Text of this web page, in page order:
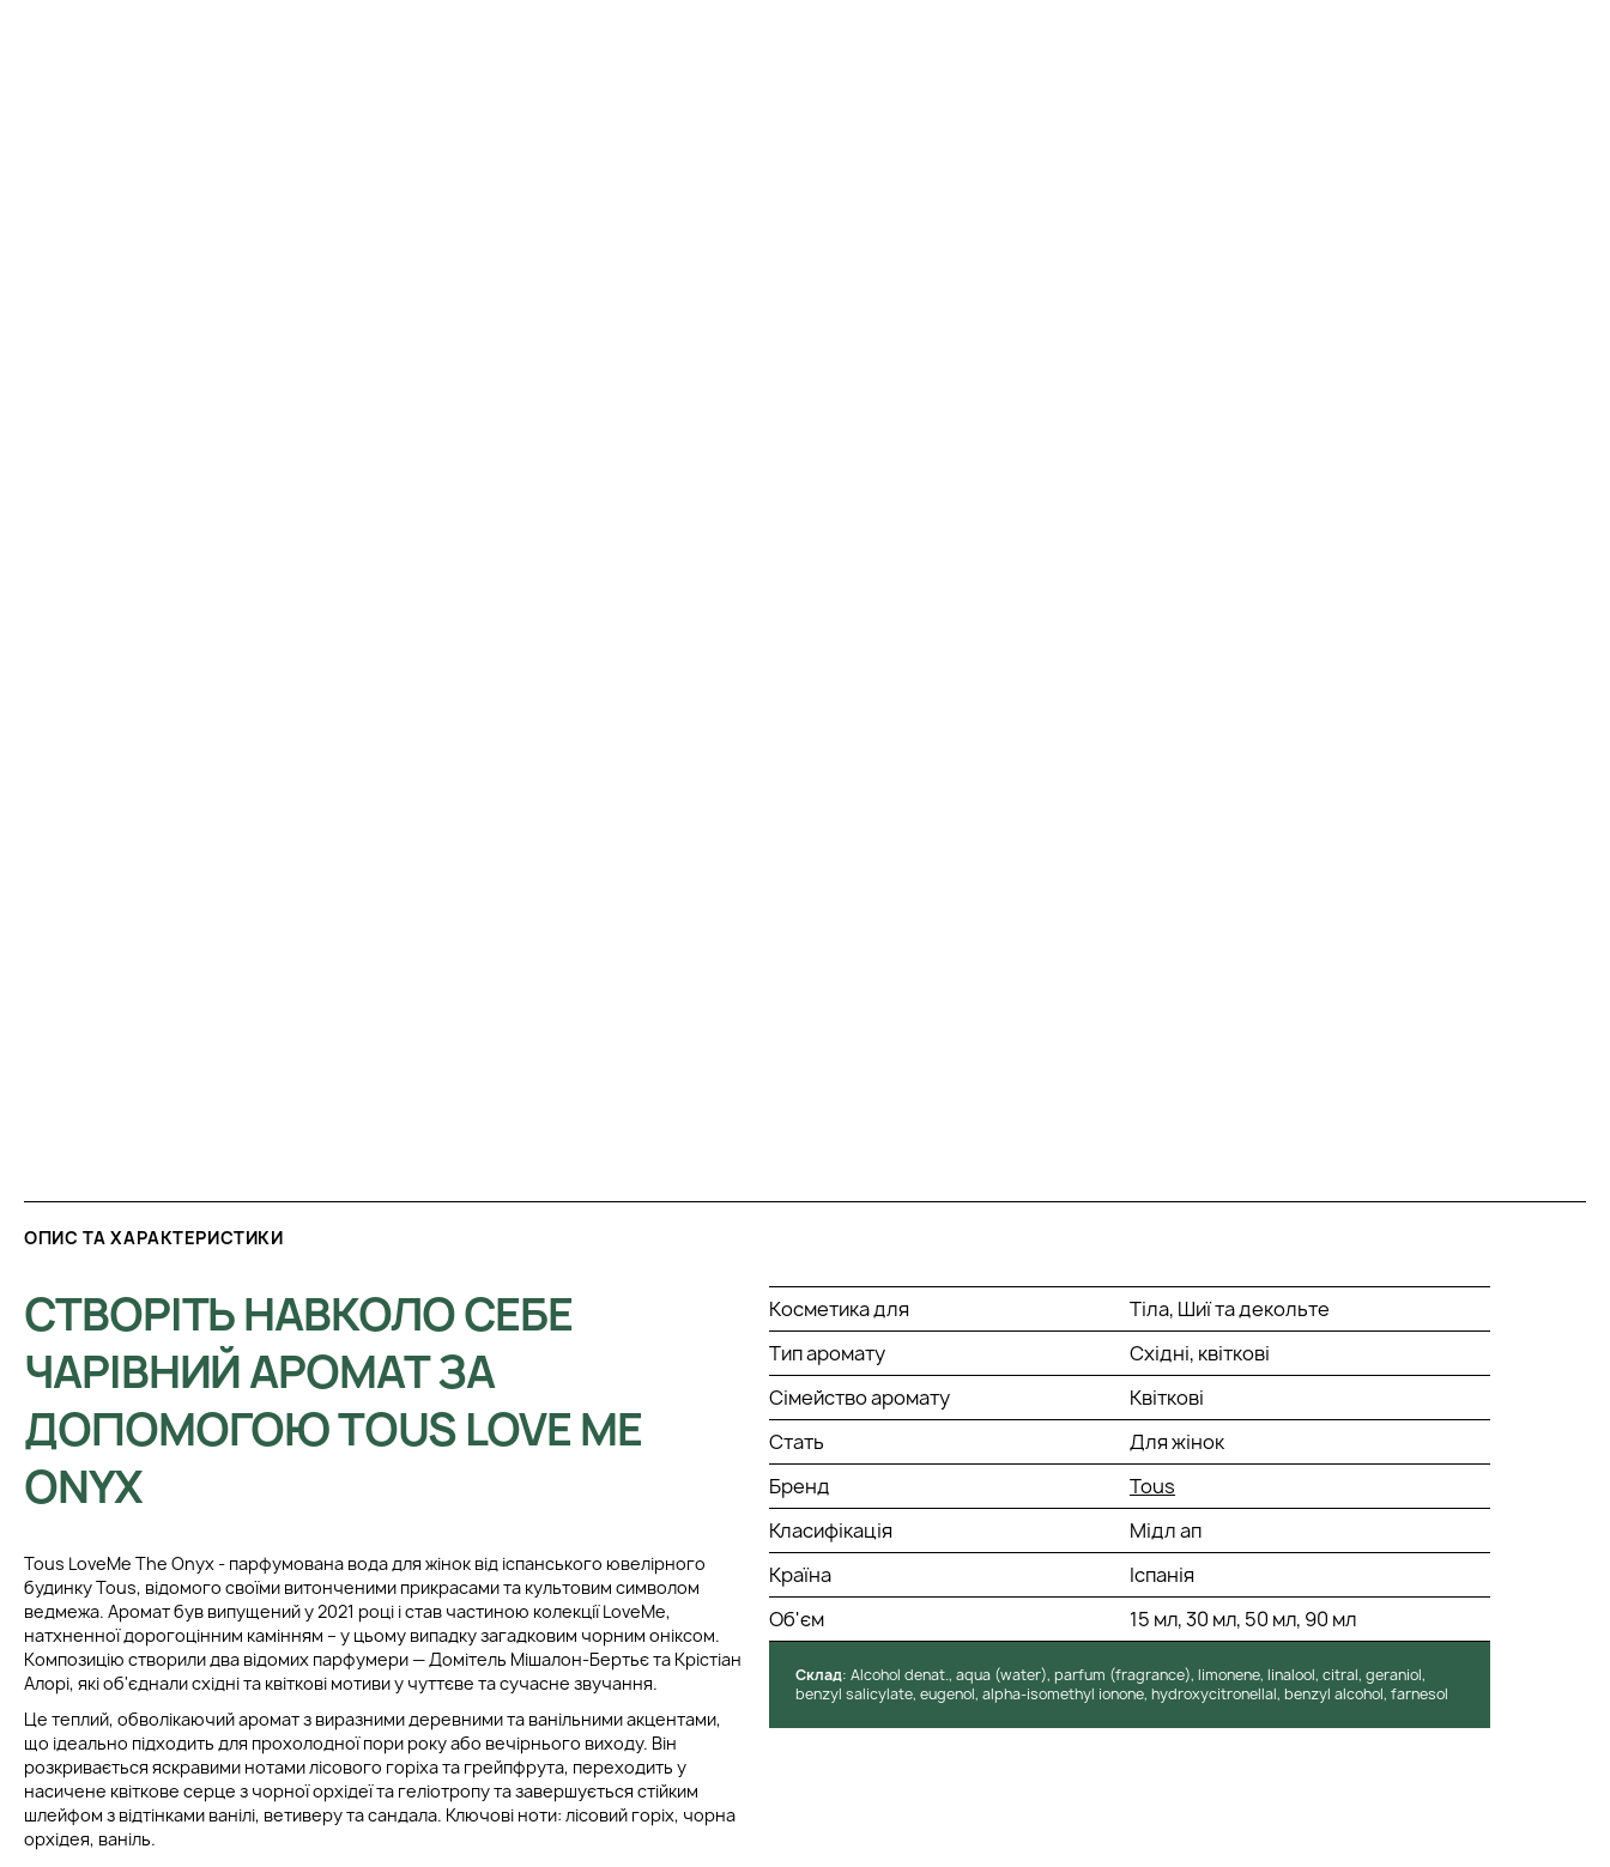
ОПИС ТА ХАРАКТЕРИСТИКИ
СТВОРІТЬ НАВКОЛО СЕБЕ
ЧАРІВНИЙ АРОМАТ ЗА
ДОПОМОГОЮ TOUS LOVE ME
ONYX
Tous LoveMe The Onyx - парфумована вода для жінок від іспанського ювелірного
будинку Tous, відомого своїми витонченими прикрасами та культовим символом
ведмежа. Аромат був випущений у 2021 році і став частиною колекції LoveMe,
натхненної дорогоцінним камінням – у цьому випадку загадковим чорним оніксом.
Композицію створили два відомих парфумери — Домітель Мішалон-Бертьє та Крістіан
Алорі, які об'єднали східні та квіткові мотиви у чуттєве та сучасне звучання.
Це теплий, обволікаючий аромат з виразними деревними та ванільними акцентами,
що ідеально підходить для прохолодної пори року або вечірнього виходу. Він
розкривається яскравими нотами лісового горіха та грейпфрута, переходить у
насичене квіткове серце з чорної орхідеї та геліотропу та завершується стійким
шлейфом з відтінками ванілі, ветиверу та сандала. Ключові ноти: лісовий горіх, чорна
орхідея, ваніль.
Косметика для
Тіла, Шиї та декольте
Тип аромату
Східні, квіткові
Сімейство аромату
Квіткові
Стать
Для жінок
Бренд
Tous
Класифікація
Мідл ап
Країна
Іспанія
Об'єм
15 мл, 30 мл, 50 мл, 90 мл
Cклад: Alcohol denat., aqua (water), parfum (fragrance), limonene, linalool, citral, geraniol,
benzyl salicylate, eugenol, alpha-isomethyl ionone, hydroxycitronellal, benzyl alcohol, farnesol